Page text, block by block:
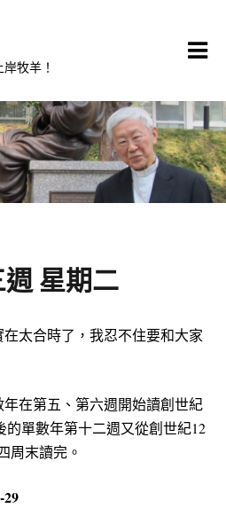
牧羊！
星期二
太合時了，我忍不住要和大家
在第五、第六週開始讀創世紀
的單數年第十二週又從創世紀12
周末讀完。
29